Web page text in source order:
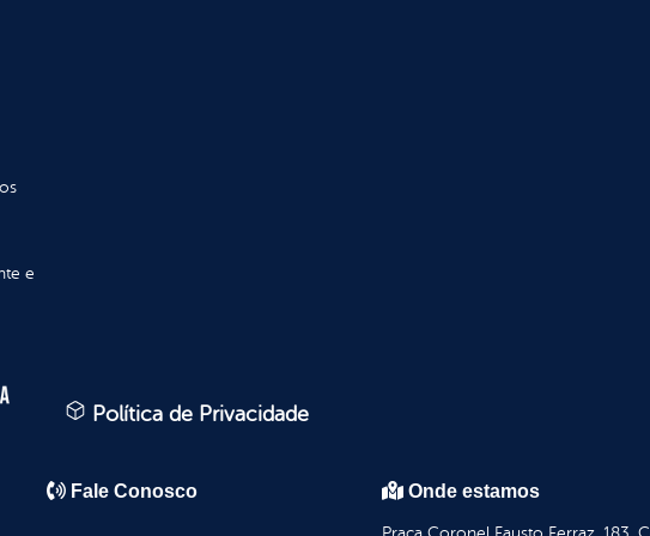
e
Política de Privacidade
Fale Conosco Onde estamos